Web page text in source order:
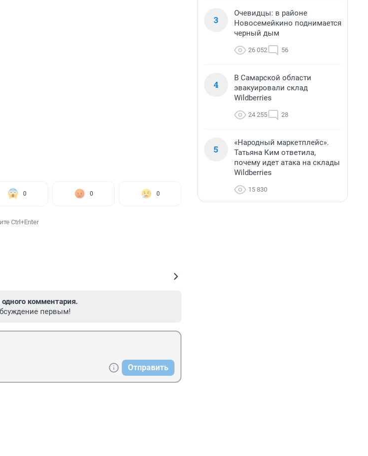
0 0 0
Ctrl+Enter
комментария.
первым!
Отправить
3
Очевидцы: в районе
Новосемейкино поднимается
черный дым
26 052 56
4
В Самарской области
эвакуировали склад
Wildberries
24 255 28
5
«Народный маркетплейс».
Татьяна Ким ответила,
почему идет атака на склады
Wildberries
15 830